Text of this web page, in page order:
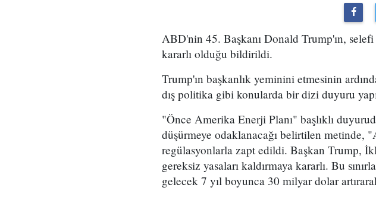
ABD'nin 45. Başkanı Donald Trump'ın,
kararlı olduğu bildirildi.
Trump'ın başkanlık yeminini etmesinin
dış politika gibi konularda bir dizi duyuru
"Önce Amerika Enerji Planı" başlıklı
düşürmeye odaklanacağı belirtilen
regülasyonlarla zapt edildi. Başkan Trump,
gereksiz yasaları kaldırmaya kararlı. Bu
gelecek 7 yıl boyunca 30 milyar dolar